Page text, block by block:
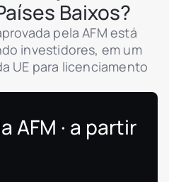
Baixos?
pela AFM está
investidores, em um
UE para licenciamento
AFM · a partir